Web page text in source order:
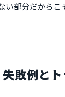
部分だから
敗例と